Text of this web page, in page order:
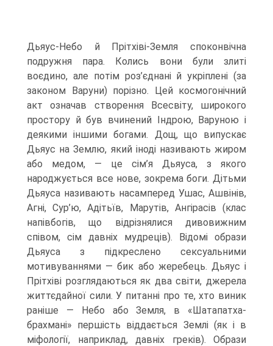
Дьяус-Небо й Прітхіві-Земля споконвічна
подружня пара. Колись вони були злиті
воєдино, але потім роз’єднані й укріплені (за
законом Варуни) порізно. Цей космогонічний
акт означав створення Всесвіту, широ­кого
простору й був вчинений Індрою, Варуною і
деякими іншими богами. Дощ, що випускає
Дьяус на Землю, який іноді називають жиром
або медом, — це сім’я Дьяуса, з якого
народжується все нове, зокрема боги. Дітьми
Дьяуса називають насамперед Ушас, Ашвінів,
Агні, Сур’ю, Адітьїв, Марутів, Ангірасів (клас
напівбогів, що відрізнялися дивовижним
співом, сім давніх мудреців). Відомі образи
Дьяуса з підкреслено сексуальними
мотивуваннями — бик або жеребець. Дьяус і
Прітхіві розглядаються як два світи, джерела
життєдайної сили. У питанні про те, хто ви­ник
раніше — Небо або Земля, в «Шатапатха-
брахмані» першість віддається Землі (як і в
міфології, наприклад, давніх греків). Образи